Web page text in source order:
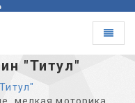
Toggle
"Титул"